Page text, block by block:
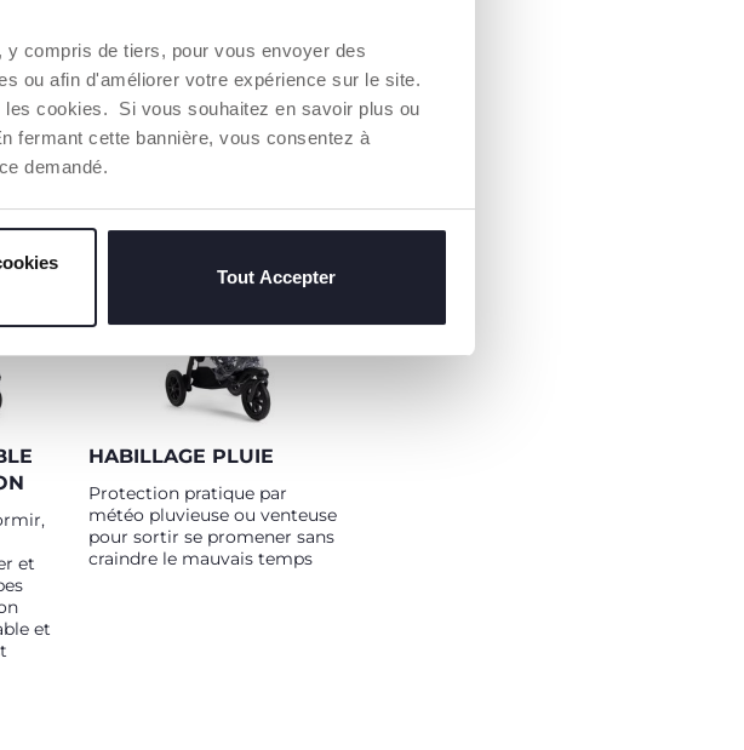
compris de tiers, pour vous envoyer des
ou afin d'améliorer votre expérience sur le site.
cookies. Si vous souhaitez en savoir plus ou
fermant cette bannière, vous consentez à
demandé.
Tout Accepter
ses promenades en plein air
jusqu'à 22 kg (environ 4 ans).
et
et
HABILLAGE PLUIE
Protection pratique par
météo pluvieuse ou venteuse
pour sortir se promener sans
craindre le mauvais temps